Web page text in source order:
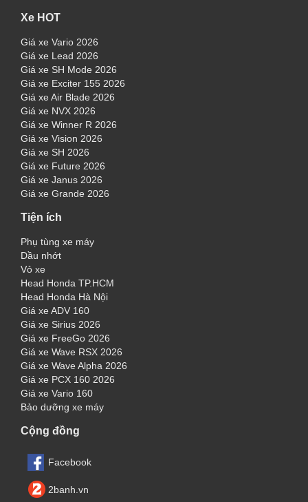
Xe HOT
Giá xe Vario 2026
Giá xe Lead 2026
Giá xe SH Mode 2026
Giá xe Exciter 155 2026
Giá xe Air Blade 2026
Giá xe NVX 2026
Giá xe Winner R 2026
Giá xe Vision 2026
Giá xe SH 2026
Giá xe Future 2026
Giá xe Janus 2026
Giá xe Grande 2026
Tiện ích
Phụ tùng xe máy
Dầu nhớt
Vỏ xe
Head Honda TP.HCM
Head Honda Hà Nội
Giá xe ADV 160
Giá xe Sirius 2026
Giá xe FreeGo 2026
Giá xe Wave RSX 2026
Giá xe Wave Alpha 2026
Giá xe PCX 160 2026
Giá xe Vario 160
Bảo dưỡng xe máy
Cộng đồng
Facebook
2banh.vn